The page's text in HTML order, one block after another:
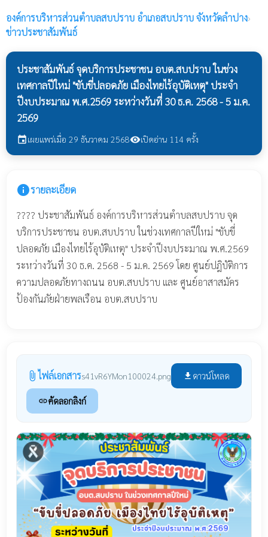
องค์การบริหารส่วนตำบลสบปราบ อำเภอสบปราบ จังหวัดลำปาง›
ข่าวประชาสัมพันธ์
ประชาสัมพันธ์ จุดบริการประชาชน อบต.สบปราบ ในช่วง
เทศกาลปีใหม่ "ขับขี่ปลอดภัย เมืองไทยไร้อุบัติเหตุ" ประจำ
ปีงบประมาณ พ.ศ.2569 ระหว่างวันที่ 30 ธ.ค. 2568 - 5 ม.ค.
2569
eventเผยแพร่เมื่อ 29 ธันวาคม 2568visibilityเปิดอ่าน 114 ครั้ง
infoรายละเอียด
???? ประชาสัมพันธ์ องค์การบริหารส่วนตำบลสบปราบ จุด
บริการประชาชน อบต.สบปราบ ในช่วงเทศกาลปีใหม่ "ขับขี่
ปลอดภัย เมืองไทยไร้อุบัติเหตุ" ประจำปีงบประมาณ พ.ศ.2569
ระหว่างวันที่ 30 ธ.ค. 2568 - 5 ม.ค. 2569 โดย ศูนย์ปฎิบัติการ
ความปลอดภัยทางถนน อบต.สบปราบ และ ศูนย์อาสาสมัคร
ป้องกันภัยฝ่ายพลเรือน อบต.สบปราบ
attach_file ไฟล์เอกสารs41vR6YMon100024.png file_download ดาวน์โหลด
linkคัดลอกลิงก์